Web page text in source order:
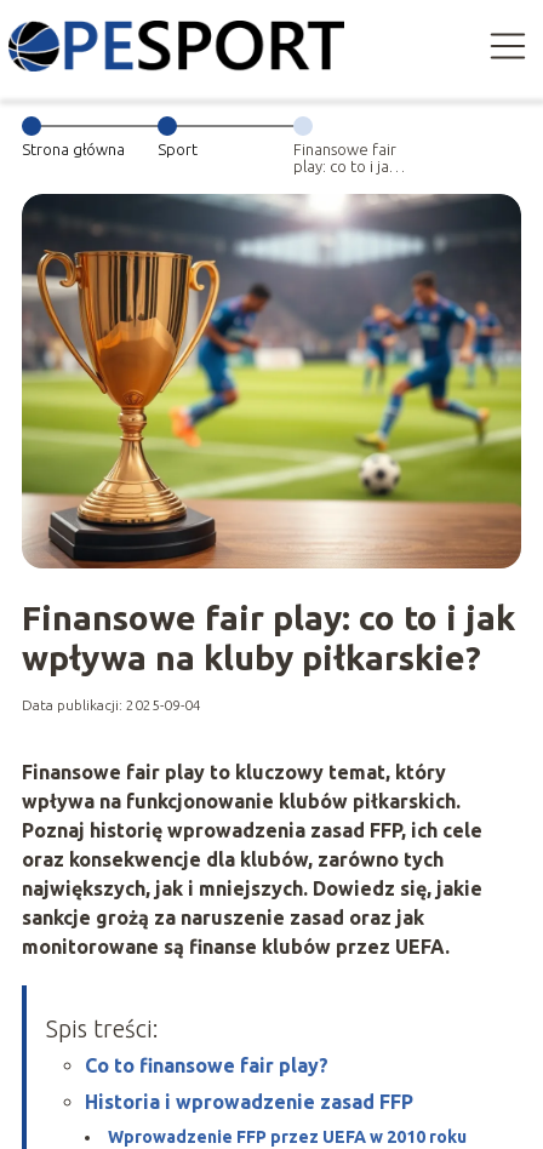
Strona główna Sport
Finansowe fair
play: co to i jak
piłkarskie?
Finansowe fair play: co to i jak
wpływa na kluby piłkarskie?
Data publikacji: 2025-09-04
Finansowe fair play to kluczowy temat, który
wpływa na funkcjonowanie klubów piłkarskich.
Poznaj historię wprowadzenia zasad FFP, ich cele
oraz konsekwencje dla klubów, zarówno tych
największych, jak i mniejszych. Dowiedz się, jakie
sankcje grożą za naruszenie zasad oraz jak
monitorowane są finanse klubów przez UEFA.
Spis treści:
Co to finansowe fair play?
Historia i wprowadzenie zasad FFP
Wprowadzenie FFP przez UEFA w 2010 roku